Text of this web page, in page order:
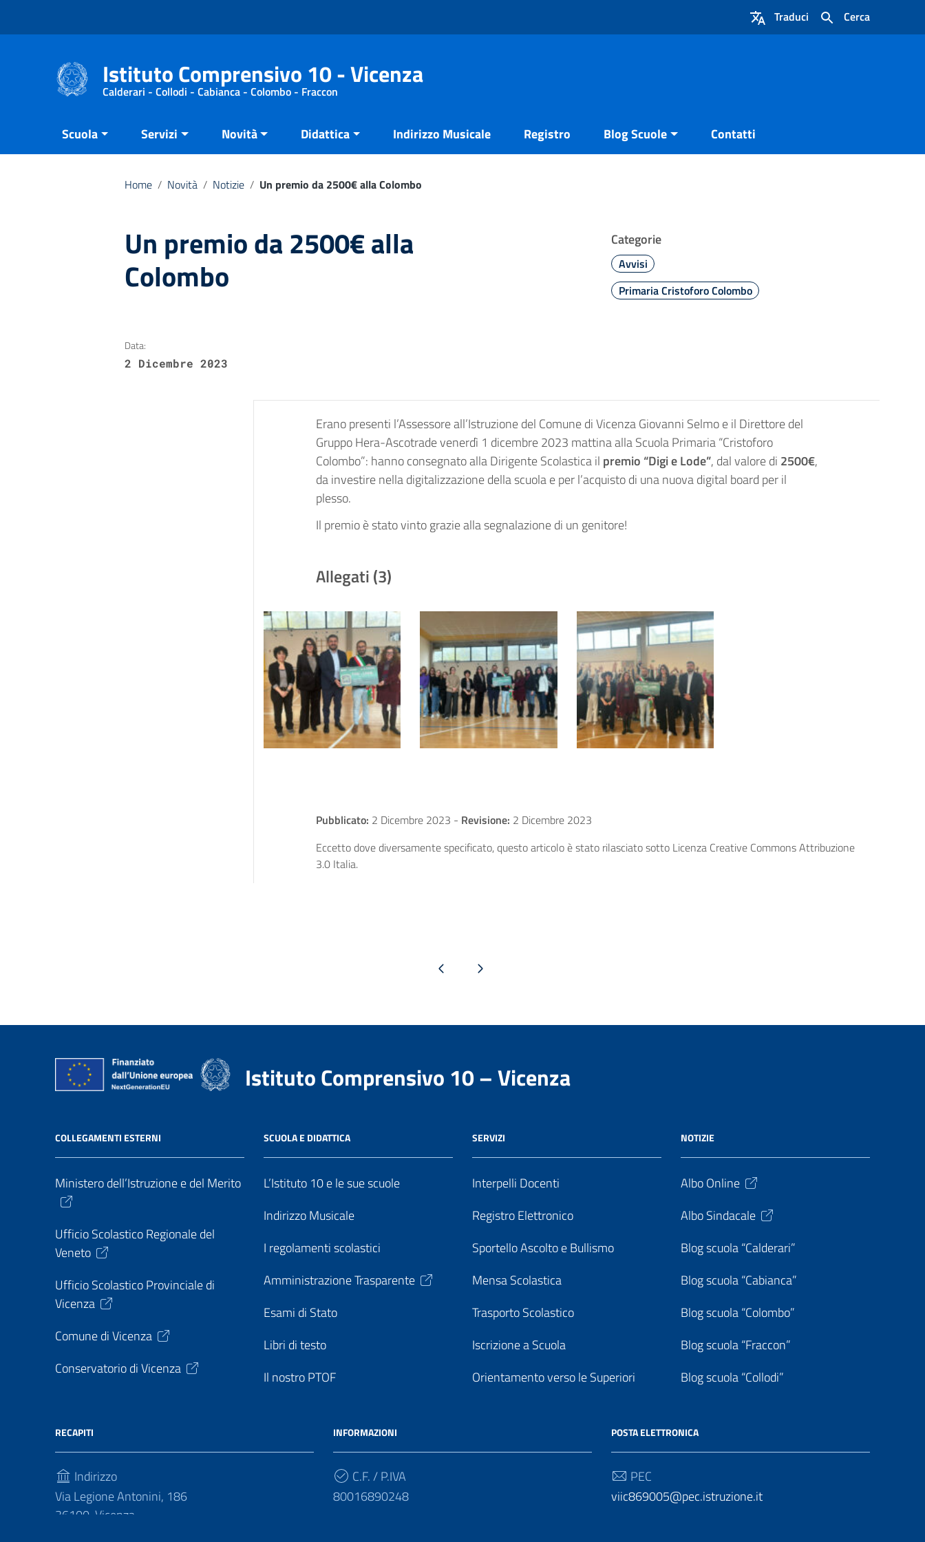
Cerca
Traduci
Istituto Comprensivo 10 - Vicenza
Calderari - Collodi - Cabianca - Colombo - Fraccon
Scuola Servizi Novità Didattica Indirizzo Musicale Registro Blog Scuole Contatti
Home / Novità / Notizie / Un premio da 2500€ alla Colombo
Un premio da 2500€ alla
Colombo
Categorie
Avvisi
Primaria Cristoforo Colombo
Data:
2 Dicembre 2023
Erano presenti l’Assessore all’Istruzione del Comune di Vicenza Giovanni Selmo e il Direttore del
Gruppo Hera-Ascotrade venerdì 1 dicembre 2023 mattina alla Scuola Primaria “Cristoforo
Colombo”: hanno consegnato alla Dirigente Scolastica il premio “Digi e Lode”, dal valore di 2500€,
da investire nella digitalizzazione della scuola e per l’acquisto di una nuova digital board per il
plesso.
Il premio è stato vinto grazie alla segnalazione di un genitore!
Allegati (3)
Pubblicato: 2 Dicembre 2023 - Revisione: 2 Dicembre 2023
Eccetto dove diversamente specificato, questo articolo è stato rilasciato sotto Licenza Creative Commons Attribuzione
3.0 Italia.
Pagina precedentePagina successiva
Istituto Comprensivo 10 – Vicenza
COLLEGAMENTI ESTERNI
Ministero dell’Istruzione e del Merito
Ufficio Scolastico Regionale del
Veneto
Ufficio Scolastico Provinciale di
Vicenza
Comune di Vicenza
Conservatorio di Vicenza
SCUOLA E DIDATTICA
L’Istituto 10 e le sue scuole
Indirizzo Musicale
I regolamenti scolastici
Amministrazione Trasparente
Esami di Stato
Libri di testo
Il nostro PTOF
SERVIZI
Interpelli Docenti
Registro Elettronico
Sportello Ascolto e Bullismo
Mensa Scolastica
Trasporto Scolastico
Iscrizione a Scuola
Orientamento verso le Superiori
NOTIZIE
Albo Online
Albo Sindacale
Blog scuola “Calderari”
Blog scuola “Cabianca”
Blog scuola “Colombo”
Blog scuola “Fraccon”
Blog scuola “Collodi”
RECAPITI
Indirizzo
Via Legione Antonini, 186
36100, Vicenza
INFORMAZIONI
C.F. / P.IVA
80016890248
POSTA ELETTRONICA
PEC
viic869005@pec.istruzione.it